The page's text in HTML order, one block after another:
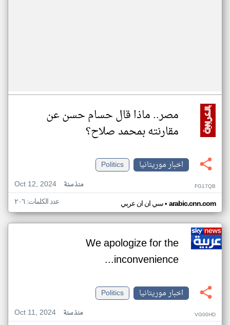
مصر.. ماذا قال حسام حسن عن
مقارنته بمحمد صلاح؟
اخبار موريتانيا
Politics
Oct 12, 2024
منذ سنة FG17QB
سي ان ان عربي• arabic.cnn.com عدد الكلمات: ٢٠٦
We apologize for the
inconvenience...
اخبار موريتانيا
Politics
Oct 11, 2024
منذ سنة VG00HD